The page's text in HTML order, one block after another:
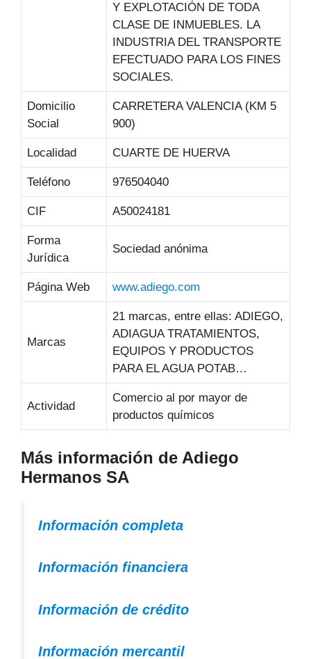
Y EXPLOTACIÓN DE TODA
CLASE DE INMUEBLES. LA
INDUSTRIA DEL TRANSPORTE
EFECTUADO PARA LOS FINES
SOCIALES.
Domicilio
Social
CARRETERA VALENCIA (KM 5
900)
Localidad CUARTE DE HUERVA
Teléfono 976504040
CIF A50024181
Forma
Jurídica
Sociedad anónima
Página Web www.adiego.com
Marcas
21 marcas, entre ellas: ADIEGO,
ADIAGUA TRATAMIENTOS,
EQUIPOS Y PRODUCTOS
PARA EL AGUA POTAB…
Actividad
Comercio al por mayor de
productos químicos
Más información de Adiego
Hermanos SA
Información completa
Información financiera
Información de crédito
Información mercantil